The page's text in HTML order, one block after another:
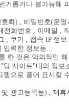
거롭거나 불가능해
화) , 비밀번호(운영
화번호 , 이메일 ,
, 쿠키 , 접속 IP 정보
력한 정보등...
한 것은 악의적인
사이트"내의 정보
으로 풀어 표시할
광고등록등) , 제휴